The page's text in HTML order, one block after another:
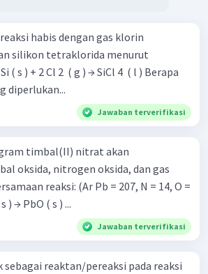
setaranya yaitu :
setelah diseterakan adalah :
habis dengan gas klorin
silikon tetraklorida menurut
diperlukan...
Jawaban terverifikasi
timbal(II) nitrat akan
oksida, nitrogen oksida, dan gas
reaksi: (Ar Pb = 207, N = 14, O =
( s ) → PbO ( s ) ...
Jawaban terverifikasi
reaktan/pereaksi pada reaksi